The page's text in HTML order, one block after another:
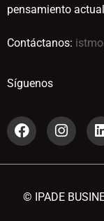
pensamiento
Contáctanos:
Síguenos
© IPADE